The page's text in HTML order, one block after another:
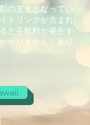
の支えとなってい
トリンクが含まれ
と手数料が発生す
かりません。あり